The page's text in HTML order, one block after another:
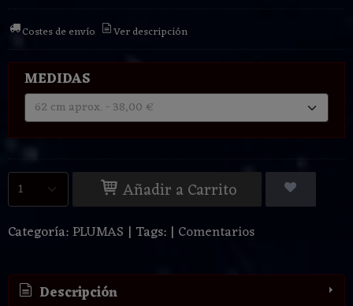
Costes de envío Ver descripción
MEDIDAS
Añadir a Carrito
Categoría:PLUMAS | Tags: | Comentarios
Descripción